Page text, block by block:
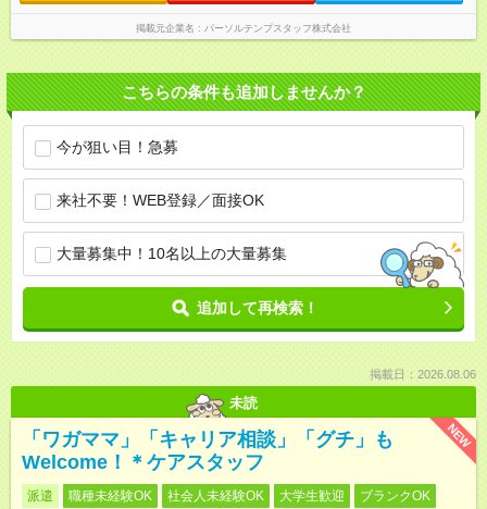
掲載元企業名 パーソルテンプスタッフ株式会社
こちらの条件も追加しませんか？
今が狙い目！急募
来社不要！WEB登録／面接OK
大量募集中！10名以上の大量募集
追加して再検索！
掲載日：2026.08.06
未読
NEW
「ワガママ」「キャリア相談」「グチ」も
Welcome！＊ケアスタッフ
派遣 職種未経験OK 社会人未経験OK 大学生歓迎 ブランクOK